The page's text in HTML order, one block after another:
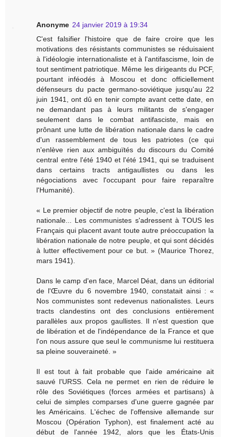
Anonyme 24 janvier 2019 à 19:34
C'est falsifier l'histoire que de faire croire que les
motivations des résistants communistes se réduisaient
à l'idéologie internationaliste et à l'antifascisme, loin de
tout sentiment patriotique. Même les dirigeants du PCF,
pourtant inféodés à Moscou et donc officiellement
défenseurs du pacte germano-soviétique jusqu'au 22
juin 1941, ont dû en tenir compte avant cette date, en
ne demandant pas à leurs militants de s'engager
seulement dans le combat antifasciste, mais en
prônant une lutte de libération nationale dans le cadre
d'un rassemblement de tous les patriotes (ce qui
n'enlève rien aux ambiguïtés du discours du Comité
central entre l'été 1940 et l'été 1941, qui se traduisent
dans certains tracts antigaullistes ou dans les
négociations avec l'occupant pour faire reparaître
l'Humanité).
« Le premier objectif de notre peuple, c'est la libération
nationale... Les communistes s'adressent à TOUS les
Français qui placent avant toute autre préoccupation la
libération nationale de notre peuple, et qui sont décidés
à lutter effectivement pour ce but. » (Maurice Thorez,
mars 1941).
Dans le camp d'en face, Marcel Déat, dans un éditorial
de l'Œuvre du 6 novembre 1940, constatait ainsi : «
Nos communistes sont redevenus nationalistes. Leurs
tracts clandestins ont des conclusions entièrement
parallèles aux propos gaullistes. Il n'est question que
de libération et de l'indépendance de la France et que
l'on nous assure que seul le communisme lui restituera
sa pleine souveraineté. »
Il est tout à fait probable que l'aide américaine ait
sauvé l'URSS. Cela ne permet en rien de réduire le
rôle des Soviétiques (forces armées et partisans) à
celui de simples comparses d'une guerre gagnée par
les Américains. L'échec de l'offensive allemande sur
Moscou (Opération Typhon), est finalement acté au
début de l'année 1942, alors que les États-Unis